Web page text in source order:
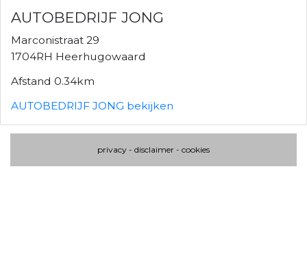
AUTOBEDRIJF JONG
Marconistraat 29
1704RH Heerhugowaard
Afstand 0.34km
AUTOBEDRIJF JONG bekijken
privacy - disclaimer - cookies